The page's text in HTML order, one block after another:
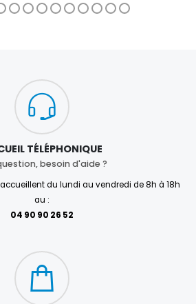
TÉLÉPHONIQUE
besoin d'aide ?
du lundi au vendredi de 8h à 18h
au :
04 90 90 26 52